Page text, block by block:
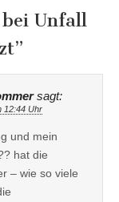
Unfall
”
sagt:
12:44 Uhr
und mein
hat die
– wie so viele